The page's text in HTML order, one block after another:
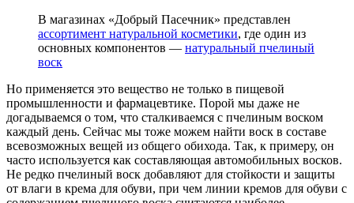
В магазинах «Добрый Пасечник» представлен
ассортимент натуральной косметики, где один из
основных компонентов — натуральный пчелиный
воск
Но применяется это вещество не только в пищевой
промышленности и фармацевтике. Порой мы даже не
догадываемся о том, что сталкиваемся с пчелиным воском
каждый день. Сейчас мы тоже можем найти воск в составе
всевозможных вещей из общего обихода. Так, к примеру, он
часто используется как составляющая автомобильных восков.
Не редко пчелиный воск добавляют для стойкости и защиты
от влаги в крема для обуви, при чем линии кремов для обуви с